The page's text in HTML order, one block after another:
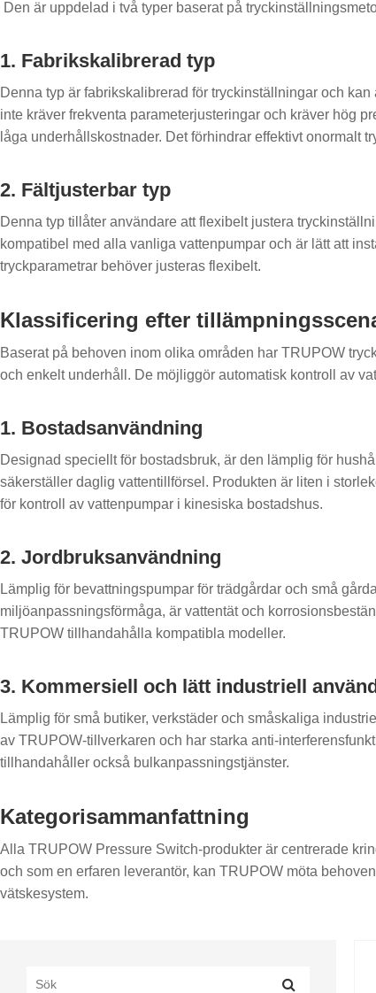
Den är uppdelad i två typer baserat på
1. Fabrikskalibrerad typ
Denna typ är fabrikskalibrerad för tryckinställningar och
inte kräver frekventa parameterjusteringar och kräver hög
låga underhållskostnader. Det förhindrar effektivt onormalt
2. Fältjusterbar typ
Denna typ tillåter användare att flexibelt justera
kompatibel med alla vanliga vattenpumpar och är lätt att
tryckparametrar behöver justeras flexibelt.
Klassificering efter
Baserat på behoven inom olika områden har TRUPOW
och enkelt underhåll. De möjliggör automatisk kontroll av
1. Bostadsanvändning
Designad speciellt för bostadsbruk, är den lämplig för
säkerställer daglig vattentillförsel. Produkten är liten i
för kontroll av vattenpumpar i kinesiska bostadshus.
2. Jordbruksanvändning
Lämplig för bevattningspumpar för trädgårdar och små
miljöanpassningsförmåga, är vattentät och
TRUPOW tillhandahålla kompatibla modeller.
3. Kommersiell och lätt industriell
Lämplig för små butiker, verkstäder och småskaliga
av TRUPOW-tillverkaren och har starka anti-
tillhandahåller också bulkanpassningstjänster.
Kategorisammanfattning
Alla TRUPOW Pressure Switch-produkter är centrerade
och som en erfaren leverantör, kan TRUPOW möta
vätskesystem.